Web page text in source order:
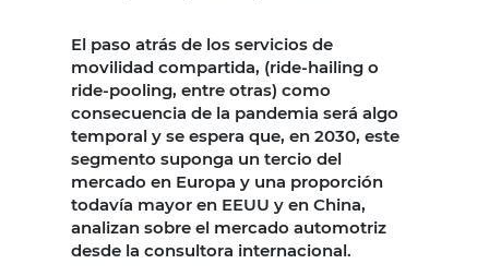
El paso atrás de los servicios de
movilidad compartida, (ride-hailing o
ride-pooling, entre otras) como
consecuencia de la pandemia será algo
temporal y se espera que, en 2030, este
segmento suponga un tercio del
mercado en Europa y una proporción
todavía mayor en EEUU y en China,
analizan sobre el mercado automotriz
desde la consultora internacional.